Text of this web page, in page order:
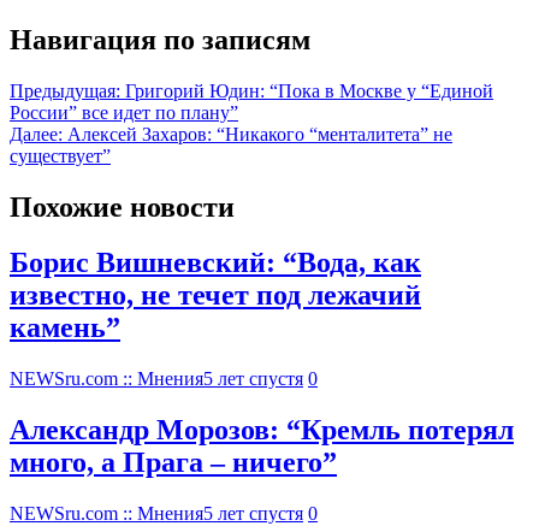
Навигация по записям
Предыдущая: Григорий Юдин: “Пока в Москве у “Единой
России” все идет по плану”
Далее: Алексей Захаров: “Никакого “менталитета” не
существует”
Похожие новости
Борис Вишневский: “Вода, как
известно, не течет под лежачий
камень”
NEWSru.com :: Мнения5 лет спустя 0
Александр Морозов: “Кремль потерял
много, а Прага – ничего”
NEWSru.com :: Мнения5 лет спустя 0